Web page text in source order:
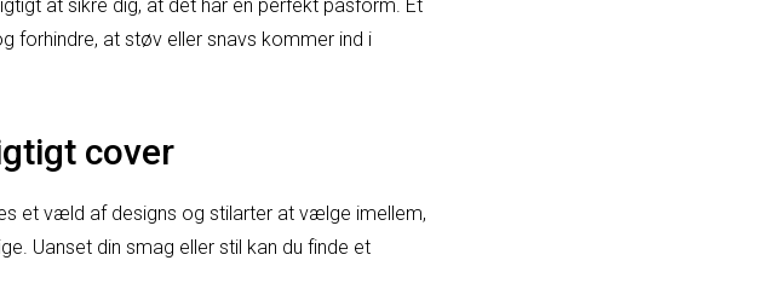
at sikre dig, at det har en perfekt pasform. Et
forhindre, at støv eller snavs kommer ind i
cover
et væld af designs og stilarter at vælge imellem,
Uanset din smag eller stil kan du finde et